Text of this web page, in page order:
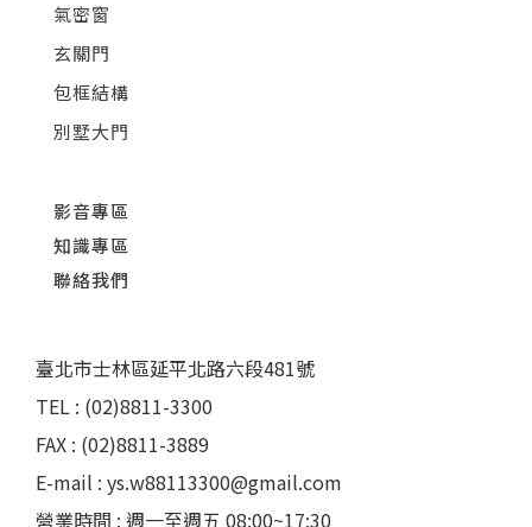
氣密窗
玄關門
包框結構
別墅大門
影音專區
知識專區
聯絡我們
臺北市士林區延平北路六段481號
TEL : (02)8811-3300
FAX : (02)8811-3889
E-mail : ys.w88113300@gmail.com
營業時間 : 週一至週五 08:00~17:30